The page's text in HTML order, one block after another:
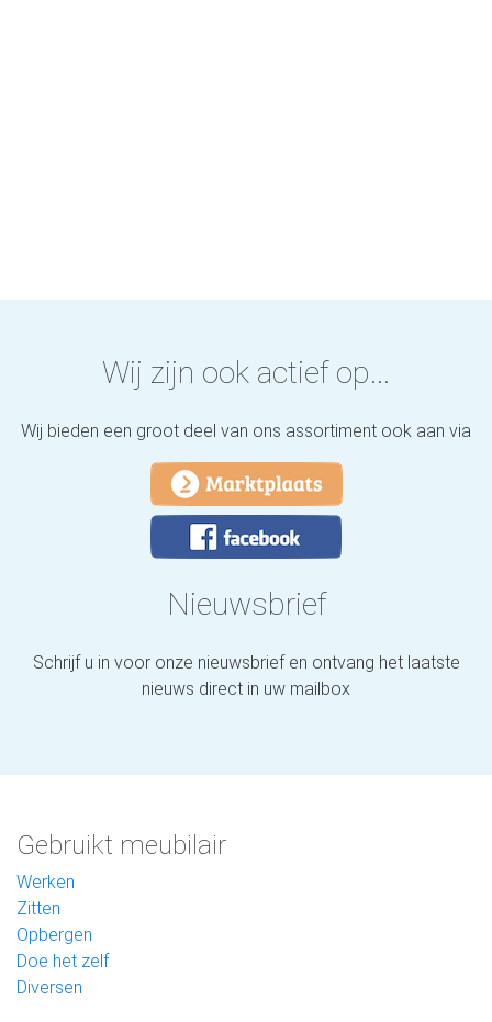
Wij zijn ook actief op...
Wij bieden een groot deel van ons assortiment ook aan via
Nieuwsbrief
Schrijf u in voor onze nieuwsbrief en ontvang het laatste
nieuws direct in uw mailbox
Gebruikt meubilair
Werken
Zitten
Opbergen
Doe het zelf
Diversen